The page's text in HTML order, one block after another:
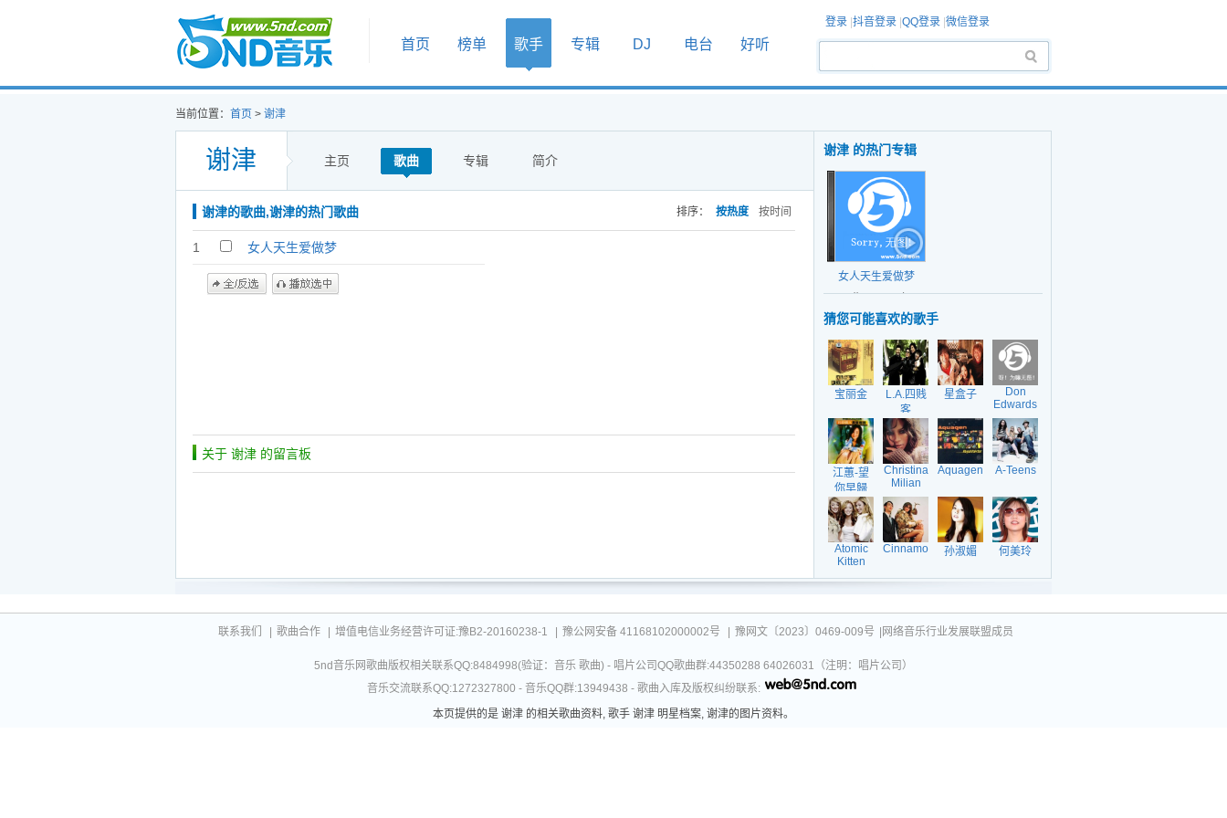
首页
首页 榜单 歌手 专辑 DJ 电台 好听
登录 抖音登录 QQ登录 微信登录
当前位置： 首页 > 谢津
谢津 主页 歌曲 专辑 简介
谢津的歌曲,谢津的热门歌曲 排序： 按热度 按时间
1 女人天生爱做梦
关于 谢津 的留言板
谢津 的热门专辑
女人天生爱做梦
猜您可能喜欢的歌手
宝丽金
L.A.四贱
客
星盒子
Don
Edwards
江蕙-望
你早歸
Christina
Milian
Aquagen A-Teens
Atomic
Kitten
Cinnamon 孙淑媚 何美玲
联系我们 歌曲合作 增值电信业务经营许可证:豫B2-20160238-1 豫公网安备 41168102000002号 豫网文〔2023〕0469-009号 |网络音乐行业发展联盟成员
5nd音乐网歌曲版权相关联系QQ:8484998(验证：音乐 歌曲) - 唱片公司QQ歌曲群:44350288 64026031（注明：唱片公司）
音乐交流联系QQ:1272327800 - 音乐QQ群:13949438 - 歌曲入库及版权纠纷联系:
本页提供的是 谢津 的相关歌曲资料, 歌手 谢津 明星档案, 谢津的图片资料。